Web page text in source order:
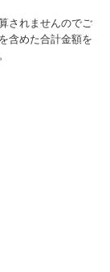
されませんのでご
含めた合計金額を